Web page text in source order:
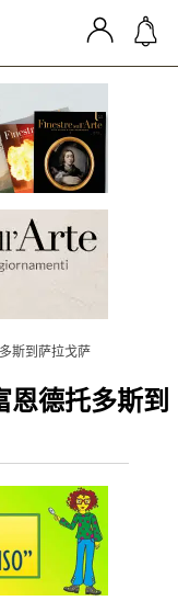
斯到萨拉戈萨
恩德托多斯到